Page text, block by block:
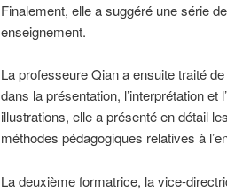
Finalement, elle a suggéré une série
enseignement.
La professeure Qian a ensuite traité
dans la présentation, l’interprétation
illustrations, elle a présenté en détail
méthodes pédagogiques relatives à
La deuxième formatrice, la vice-